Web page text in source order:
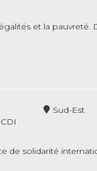
et la pauvreté.
Sud-Est
de solidarité